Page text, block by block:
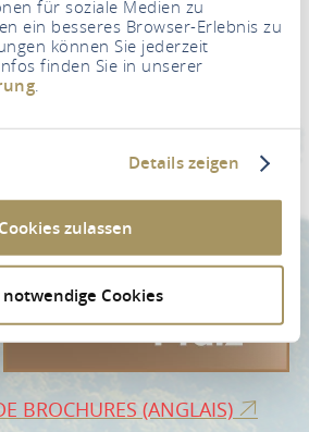
für soziale Medien zu
ein besseres Browser-Erlebnis zu
können Sie jederzeit
finden Sie in unserer
Details zeigen
Cookies zulassen
Cookies
*
À LA NEWSLETTER
BROCHURES (ANGLAIS)